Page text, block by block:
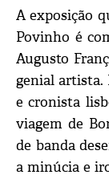
A exposição
Povinho é
Augusto
genial artista.
e cronista
viagem de
de banda
a minúcia e